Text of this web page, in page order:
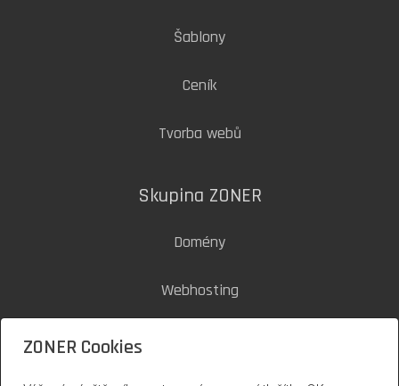
Šablony
Ceník
Tvorba webů
Skupina ZONER
Domény
Webhosting
ZONER Cookies